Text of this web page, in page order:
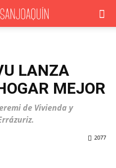
LANZA
MEJOR
de Vivienda y
2077